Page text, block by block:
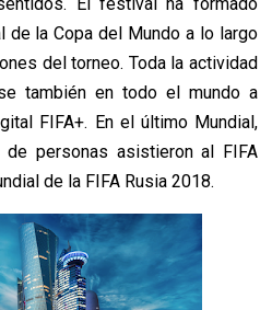
de la Copa del Mundo a lo largo
del torneo. Toda la actividad
también en todo el mundo a
FIFA+. En el último Mundial,
personas asistieron al FIFA
de la FIFA Rusia 2018.